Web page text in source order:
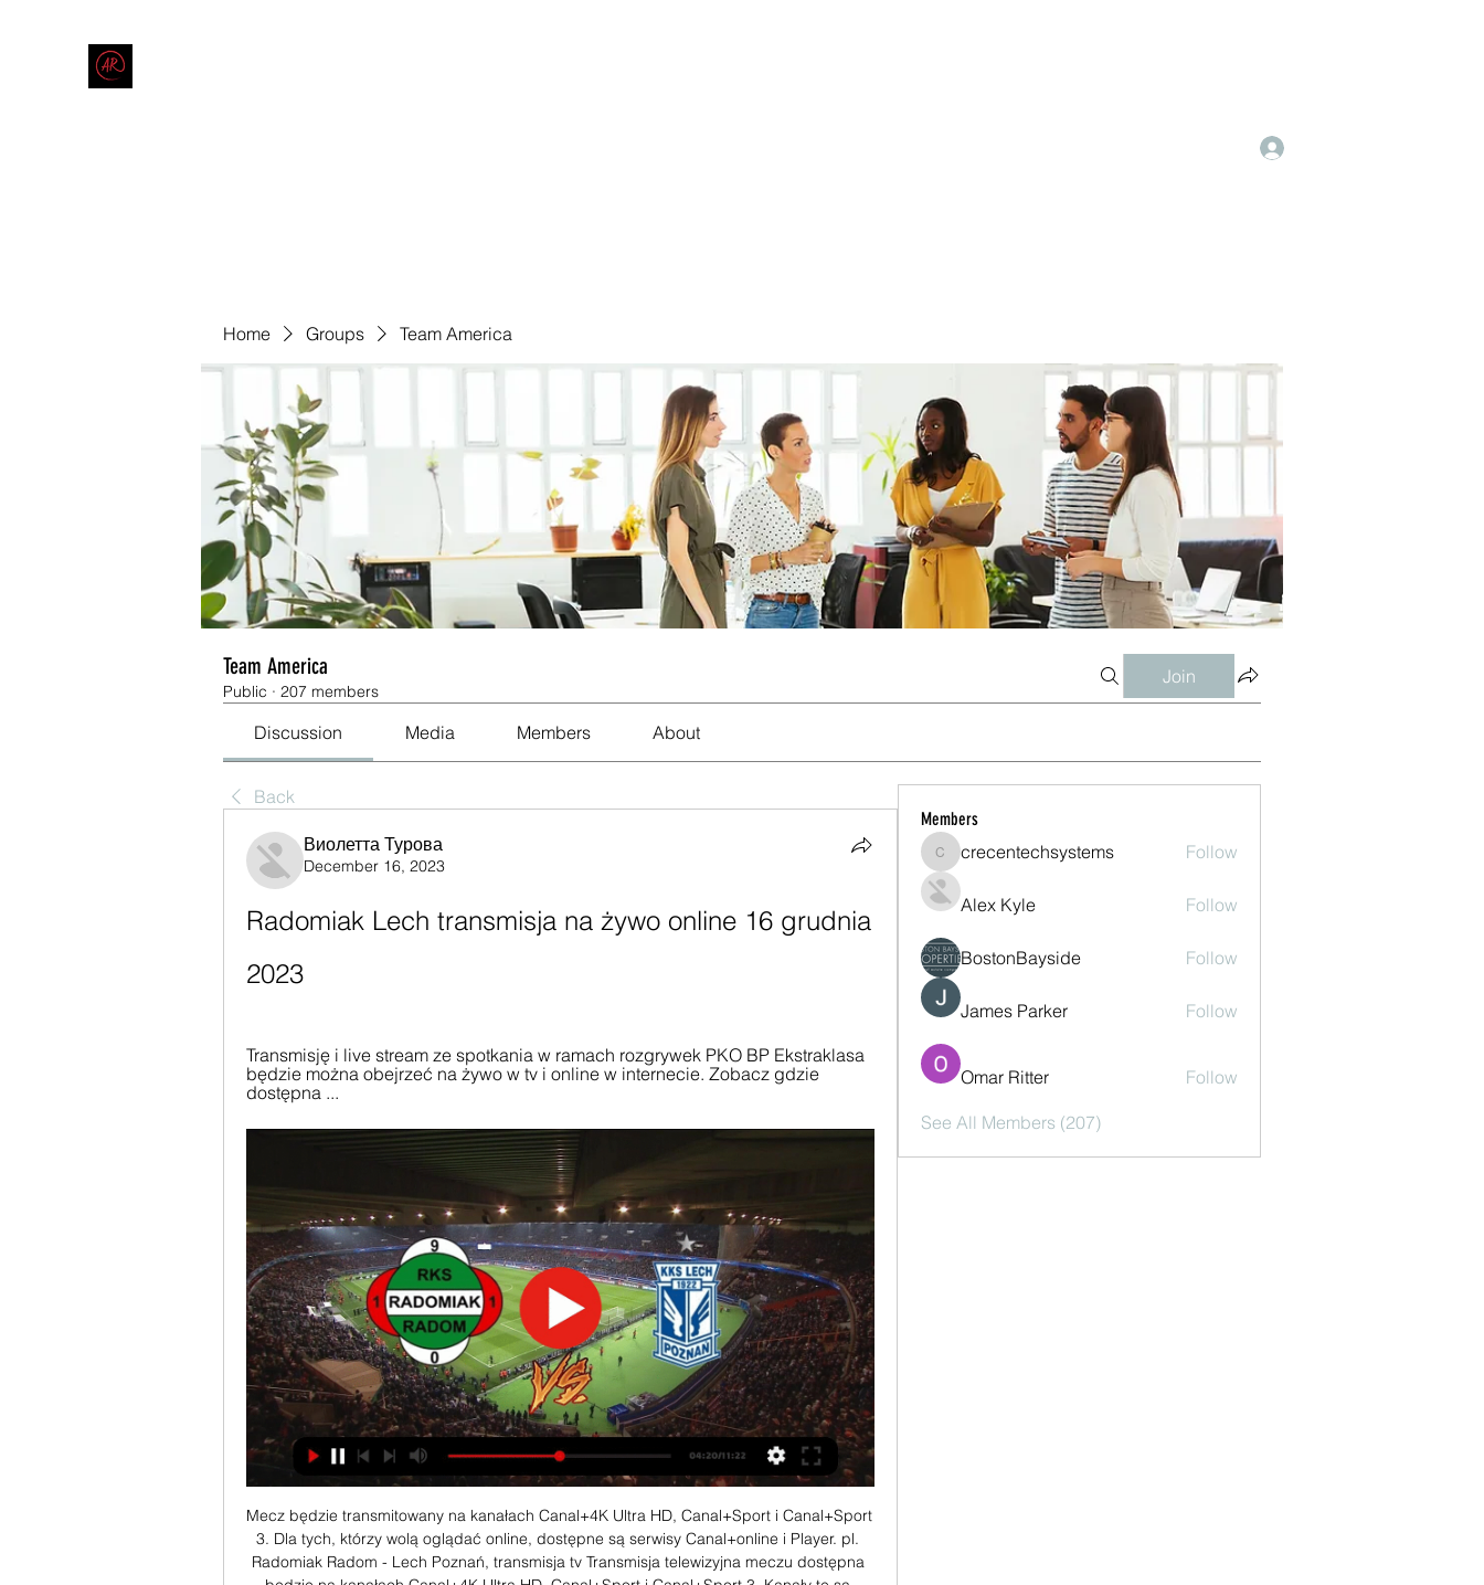
Home Groups Team America
Team America
Public · 207 members
Join
Discussion Media Members About
Back
Виолетта Турова
December 16, 2023
Radomiak Lech transmisja na żywo online 16 grudnia
2023
Transmisję i live stream ze spotkania w ramach rozgrywek PKO BP Ekstraklasa
będzie można obejrzeć na żywo w tv i online w internecie. Zobacz gdzie
dostępna ...
Mecz będzie transmitowany na kanałach Canal+4K Ultra HD, Canal+Sport i Canal+Sport
3. Dla tych, którzy wolą oglądać online, dostępne są serwisy Canal+online i Player. pl.
Radomiak Radom - Lech Poznań, transmisja tv Transmisja telewizyjna meczu dostępna
Members
crecentechsystems
crecentechsystems Follow
Alex Kyle Follow
BostonBayside Follow
James Parker Follow
Omar Ritter Follow
See All Members (207)